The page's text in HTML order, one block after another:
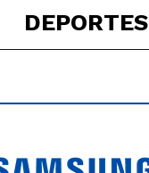
DEPORTES